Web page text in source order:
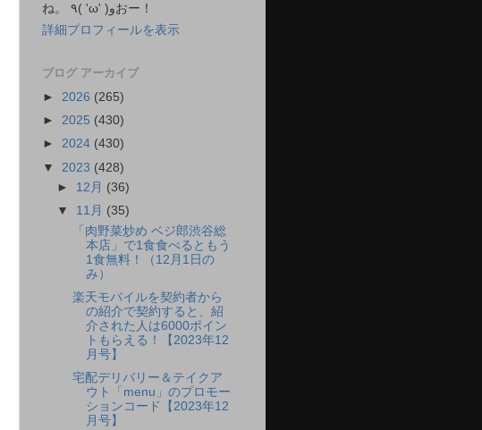
ね。 ٩( 'ω' )وおー！
詳細プロフィールを表示
ブログ アーカイブ
► 2026 (265)
► 2025 (430)
► 2024 (430)
▼ 2023 (428)
► 12月 (36)
▼ 11月 (35)
「肉野菜炒め ベジ郎渋谷総
本店」で1食食べるともう
1食無料！（12月1日の
み）
楽天モバイルを契約者から
の紹介で契約すると、紹
介された人は6000ポイン
トもらえる！【2023年12
月号】
宅配デリバリー＆テイクア
ウト「menu」のプロモー
ションコード【2023年12
月号】